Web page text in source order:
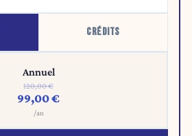
CRÉDITS
Annuel
120,00 €
99,00 €
/an